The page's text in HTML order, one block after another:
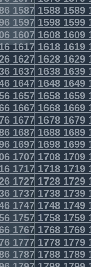
1587 15881589
1597 15981599
1607 16081609
1617 16181619
1627 16281629
1637 16381639
1647 16481649
1657 16581659
1667 16681669
1677 16781679
1687 16881689
1697 16981699
1707 17081709
1717 17181719
1727 17281729
1737 17381739
1747 17481749
1757 17581759
1767 17681769
1777 17781779
1787 17881789